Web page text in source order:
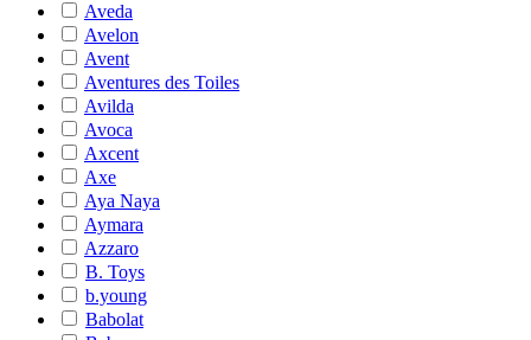
Aveda
Avelon
Avent
Aventures des Toiles
Avilda
Avoca
Axcent
Axe
Aya Naya
Aymara
Azzaro
B. Toys
b.young
Babolat